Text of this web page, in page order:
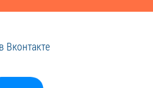
Вконтакте